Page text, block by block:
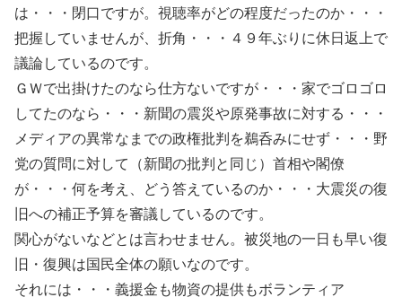
は・・・閉口ですが。視聴率がどの程度だったのか・・・
把握していませんが、折角・・・４９年ぶりに休日返上で
議論しているのです。
ＧＷで出掛けたのなら仕方ないですが・・・家でゴロゴロ
してたのなら・・・新聞の震災や原発事故に対する・・・
メディアの異常なまでの政権批判を鵜呑みにせず・・・野
党の質問に対して（新聞の批判と同じ）首相や閣僚
が・・・何を考え、どう答えているのか・・・大震災の復
旧への補正予算を審議しているのです。
関心がないなどとは言わせません。被災地の一日も早い復
旧・復興は国民全体の願いなのです。
それには・・・義援金も物資の提供もボランティア